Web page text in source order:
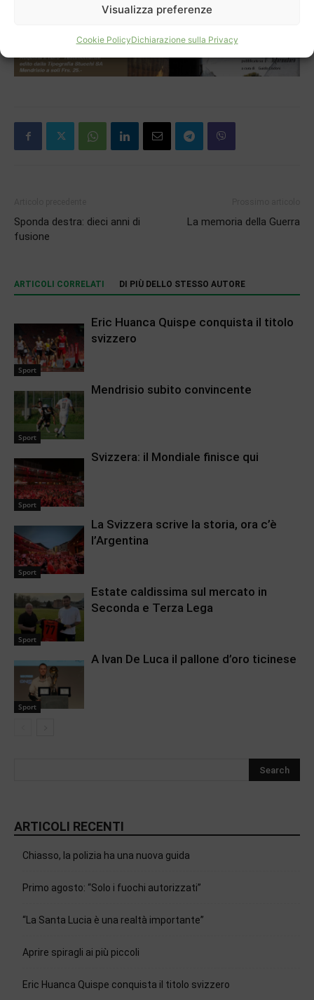
Visualizza preferenze
Cookie PolicyDichiarazione sulla Privacy
Sponda destra: dieci anni di
fusione
La memoria della Guerra
ARTICOLI CORRELATI DI PIÙ DELLO STESSO AUTORE
Sport
Eric Huanca Quispe conquista il titolo
svizzero
Sport
Mendrisio subito convincente
Sport
Svizzera: il Mondiale finisce qui
Sport
La Svizzera scrive la storia, ora c’è
l’Argentina
Sport
Estate caldissima sul mercato in
Seconda e Terza Lega
Sport
A Ivan De Luca il pallone d’oro ticinese
ARTICOLI RECENTI
Chiasso, la polizia ha una nuova guida
Primo agosto: “Solo i fuochi autorizzati”
“La Santa Lucia è una realtà importante”
Aprire spiragli ai più piccoli
Eric Huanca Quispe conquista il titolo svizzero